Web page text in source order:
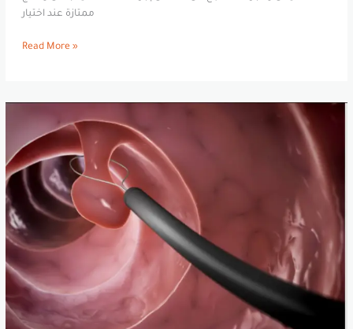
ممتازة عند اختيار
Read More »
القولون
في
أسيوط